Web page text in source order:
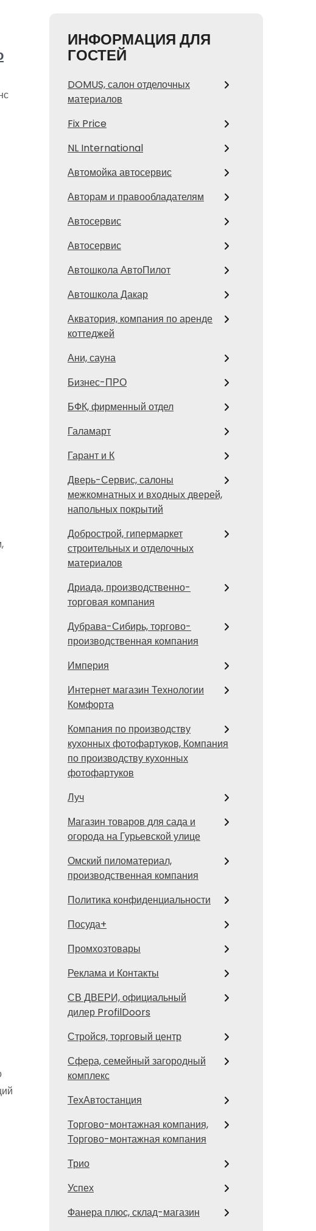
ИНФОРМАЦИЯ ДЛЯ
ГОСТЕЙ
DOMUS, салон отделочных
материалов
Fix Price
NL International
Автомойка автосервис
Авторам и правообладателям
Автосервис
Автосервис
Автошкола АвтоПилот
Автошкола Дакар
Акватория, компания по аренде
коттеджей
Ани, сауна
Бизнес-ПРО
БФК, фирменный отдел
Галамарт
Гарант и К
Дверь-Сервис, салоны
межкомнатных и входных дверей,
напольных покрытий
Добрострой, гипермаркет
строительных и отделочных
материалов
Дриада, производственно-
торговая компания
Дубрава-Сибирь, торгово-
производственная компания
Империя
Интернет магазин Технологии
Комфорта
Компания по производству
кухонных фотофартуков, Компания
по производству кухонных
фотофартуков
Луч
Магазин товаров для сада и
огорода на Гурьевской улице
Омский пиломатериал,
производственная компания
Политика конфиденциальности
Посуда+
Промхозтовары
Реклама и Контакты
СВ ДВЕРИ, официальный
дилер ProfilDoors
Стройся, торговый центр
Сфера, семейный загородный
комплекс
ТехАвтостанция
Торгово-монтажная компания,
Торгово-монтажная компания
Трио
Успех
Фанера плюс, склад-магазин